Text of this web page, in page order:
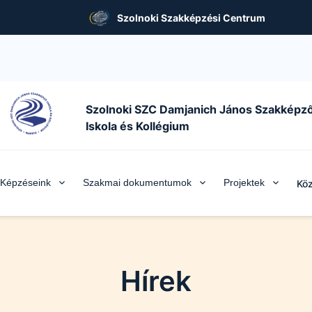
Szolnoki Szakképzési Centrum
Szolnoki SZC Damjanich János
Iskola és Kollégium
Képzéseink Szakmai dokumentumok Projektek
Hírek